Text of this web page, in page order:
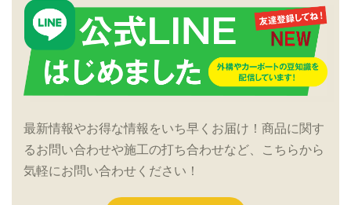
最新情報やお得な情報をいち早くお届け！商品に関す
るお問い合わせや施工の打ち合わせなど、こちらから
気軽にお問い合わせください！